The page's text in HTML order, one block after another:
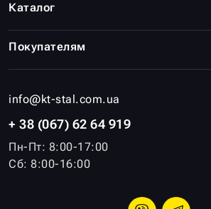
info@kt-stal.com.ua
+ 38 (067) 62 64 919
Пн-Пт: 8:00-17:00
Сб: 8:00-16:00
Каталог
Покупателям